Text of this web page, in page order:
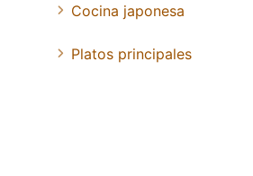
Cocina japonesa
Platos principales